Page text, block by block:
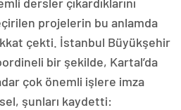
projelerin bu anlamda
çekti. İstanbul Büyükşehir
bir şekilde, Kartal’da
çok önemli işlere imza
şunları kaydetti: